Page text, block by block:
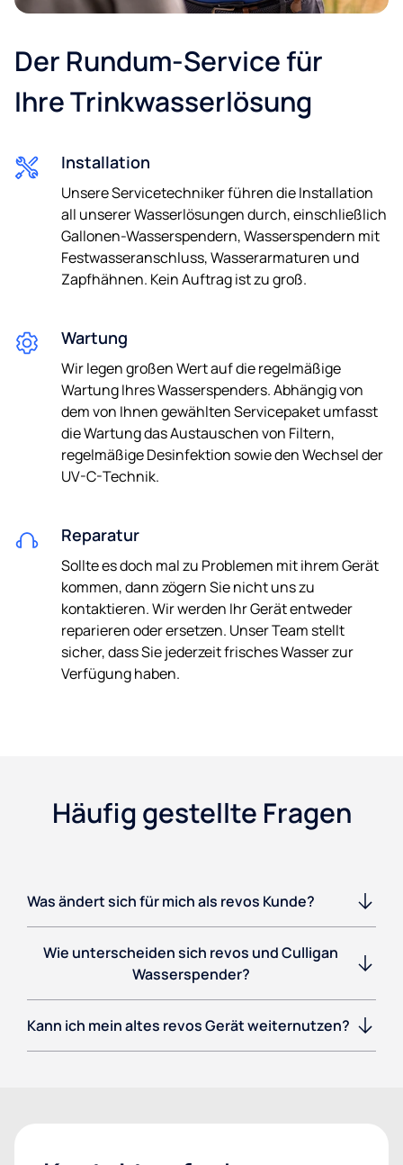
Der Rundum-Service für
Ihre Trinkwasserlösung
Installation
Unsere Servicetechniker führen die Installation
all unserer Wasserlösungen durch, einschließlich
Gallonen-Wasserspendern, Wasserspendern mit
Festwasseranschluss, Wasserarmaturen und
Zapfhähnen. Kein Auftrag ist zu groß.
Wartung
Wir legen großen Wert auf die regelmäßige
Wartung Ihres Wasserspenders. Abhängig von
dem von Ihnen gewählten Servicepaket umfasst
die Wartung das Austauschen von Filtern,
regelmäßige Desinfektion sowie den Wechsel der
UV-C-Technik.
Reparatur
Sollte es doch mal zu Problemen mit ihrem Gerät
kommen, dann zögern Sie nicht uns zu
kontaktieren. Wir werden Ihr Gerät entweder
reparieren oder ersetzen. Unser Team stellt
sicher, dass Sie jederzeit frisches Wasser zur
Verfügung haben.
Häufig gestellte Fragen
Was ändert sich für mich als revos Kunde?
Wie unterscheiden sich revos und Culligan
Wasserspender?
Kann ich mein altes revos Gerät weiternutzen?